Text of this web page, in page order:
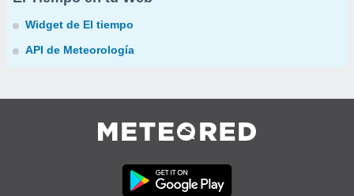
Widget de El tiempo
API de Meteorología